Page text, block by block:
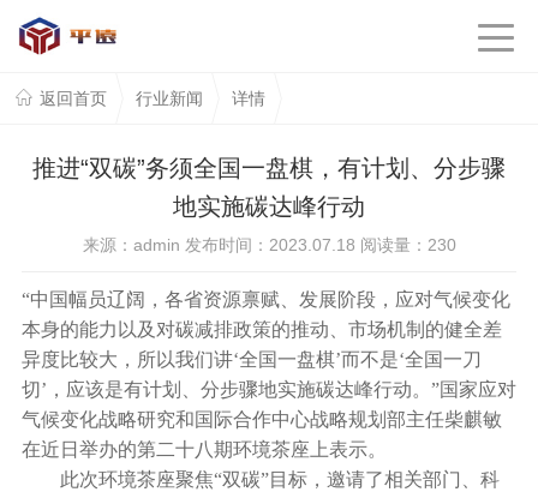
返回首页 行业新闻 详情
推进“双碳”务须全国一盘棋，有计划、分步骤
地实施碳达峰行动
来源：admin 发布时间：2023.07.18 阅读量： 230
“中国幅员辽阔，各省资源禀赋、发展阶段，应对气候变化
本身的能力以及对碳减排政策的推动、市场机制的健全差
异度比较大，所以我们讲‘全国一盘棋’而不是‘全国一刀
切’，应该是有计划、分步骤地实施碳达峰行动。”国家应对
气候变化战略研究和国际合作中心战略规划部主任柴麒敏
在近日举办的第二十八期环境茶座上表示。
此次环境茶座聚焦“双碳”目标，邀请了相关部门、科